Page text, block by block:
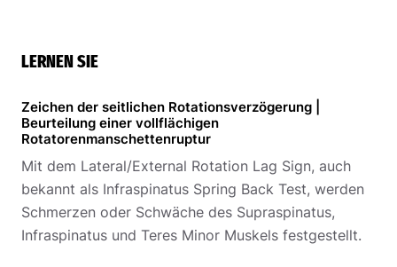
LERNEN SIE
Zeichen der seitlichen Rotationsverzögerung |
Beurteilung einer vollflächigen
Rotatorenmanschettenruptur
Mit dem Lateral/External Rotation Lag Sign, auch
bekannt als Infraspinatus Spring Back Test, werden
Schmerzen oder Schwäche des Supraspinatus,
Infraspinatus und Teres Minor Muskels festgestellt.